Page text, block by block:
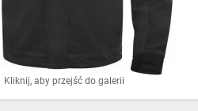
Kliknij, aby przejść do galerii